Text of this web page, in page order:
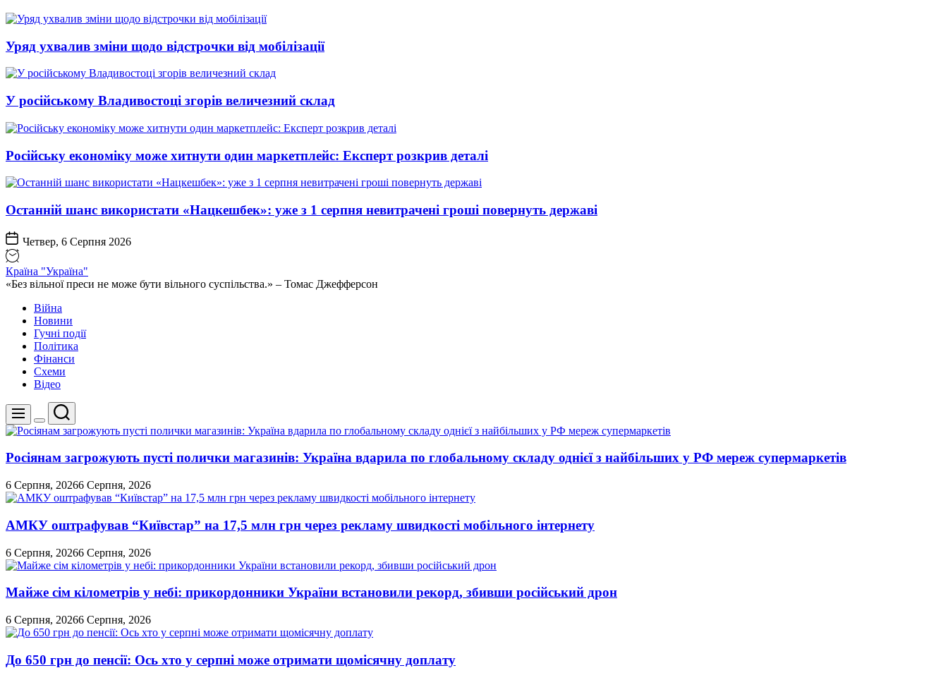
Уряд ухвалив зміни щодо відстрочки від мобілізації
У російському Владивостоці згорів величезний склад
Російську економіку може хитнути один маркетплейс: Експерт розкрив деталі
Останній шанс використати «Нацкешбек»: уже з 1 серпня невитрачені гроші повернуть державі
Четвер, 6 Серпня 2026
Країна "Україна"
«Без вільної преси не може бути вільного суспільства.» – Томас Джефферсон
Війна
Новини
Гучні події
Політика
Фінанси
Схеми
Відео
Меню
Перемикач
кольорового
Пошук
Росіянам загрожують пусті полички магазинів: Україна вдарила по глобальному складу однієї з найбільших у РФ мереж супермаркетів
6 Серпня, 20266 Серпня, 2026
АМКУ оштрафував “Київстар” на 17,5 млн грн через рекламу швидкості мобільного інтернету
6 Серпня, 20266 Серпня, 2026
Майже сім кілометрів у небі: прикордонники України встановили рекорд, збивши російський дрон
6 Серпня, 20266 Серпня, 2026
До 650 грн до пенсії: Ось хто у серпні може отримати щомісячну доплату